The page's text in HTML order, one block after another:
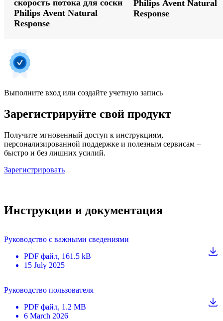
скорость потока для соски
Philips Avent Natural
Response
Philips Avent Natural
Response
Выполните вход или создайте учетную запись
Зарегистрируйте свой продукт
Получите мгновенный доступ к инструкциям,
персонализированной поддержке и полезным сервисам –
быстро и без лишних усилий.
Зарегистрировать
Инструкции и документация
Руководство с важными сведениями
PDF файл, 161.5 kB
15 July 2025
Руководство пользователя
PDF файл, 1.2 MB
6 March 2026